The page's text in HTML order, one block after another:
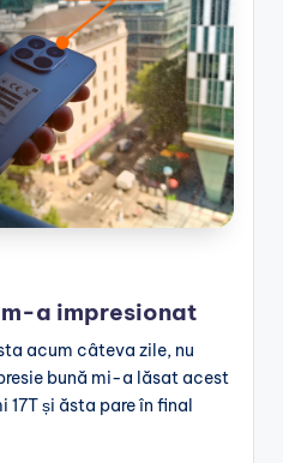
m-a impresionat
acum câteva zile, nu
bună mi-a lăsat acest
și ăsta pare în final